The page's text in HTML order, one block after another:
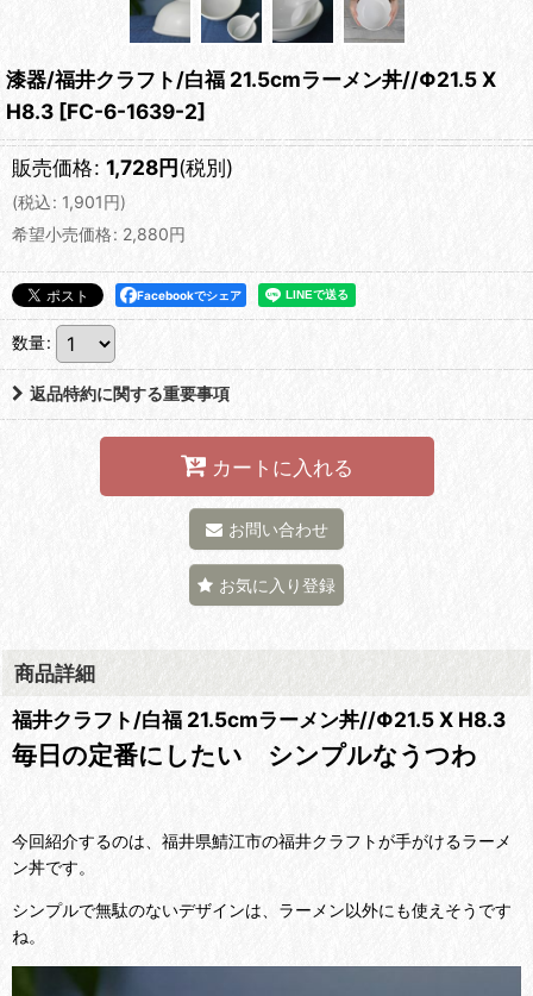
漆器/福井クラフト/白福 21.5cmラーメン丼//Φ21.5 X
H8.3 [FC-6-1639-2]
販売価格: 1,728円(税別)
(税込: 1,901円)
希望小売価格: 2,880円
Facebookでシェア
数量:
返品特約に関する重要事項
カートに入れる
お問い合わせ
お気に入り登録
商品詳細
福井クラフト/白福 21.5cmラーメン丼//Φ21.5 X H8.3
毎日の定番にしたい シンプルなうつわ
今回紹介するのは、福井県鯖江市の福井クラフトが手がけるラーメ
ン丼です。
シンプルで無駄のないデザインは、ラーメン以外にも使えそうです
ね。